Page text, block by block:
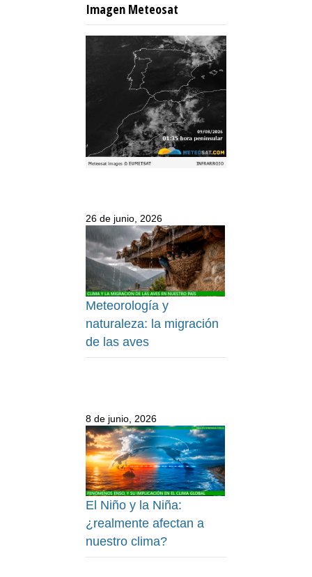
Imagen Meteosat
26 de junio, 2026
Meteorología y
naturaleza: la migración
de las aves
8 de junio, 2026
El Niño y la Niña:
¿realmente afectan a
nuestro clima?